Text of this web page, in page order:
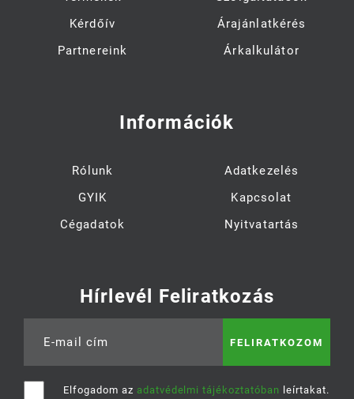
Kérdőív
Partnereink
Árajánlatkérés
Árkalkulátor
Információk
Rólunk
GYIK
Cégadatok
Adatkezelés
Kapcsolat
Nyitvatartás
Hírlevél Feliratkozás
E-mail cím
Elfogadom az adatvédelmi tájékoztatóban leírtakat.